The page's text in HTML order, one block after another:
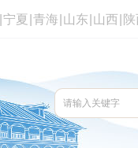
宁夏 青海 山东 山西